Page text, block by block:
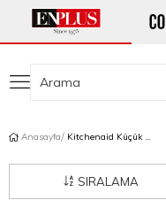
Anasayfa Kitchenaid Küçük Ev Aletleri
SIRALAMA